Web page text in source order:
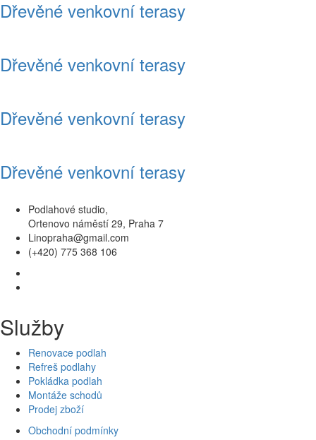
Dřevěné venkovní terasy
Dřevěné venkovní terasy
Dřevěné venkovní terasy
Dřevěné venkovní terasy
Podlahové studio,
Ortenovo náměstí 29, Praha 7
Linopraha@gmail.com
(+420) 775 368 106
Služby
Renovace podlah
Refreš podlahy
Pokládka podlah
Montáže schodů
Prodej zboží
Obchodní podmínky